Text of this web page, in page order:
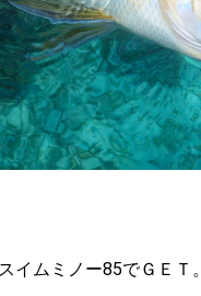
イムミノー85でＧＥＴ。